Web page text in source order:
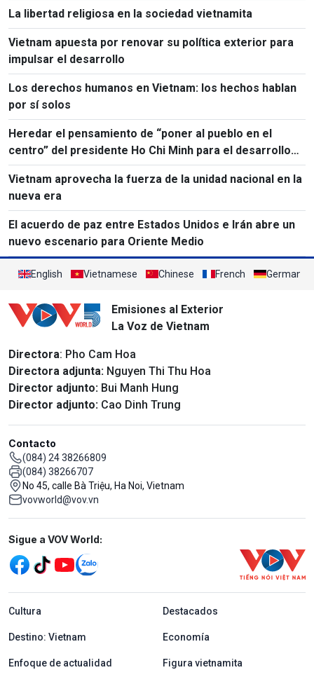
La libertad religiosa en la sociedad vietnamita
Vietnam apuesta por renovar su política exterior para
impulsar el desarrollo
Los derechos humanos en Vietnam: los hechos hablan
por sí solos
Heredar el pensamiento de “poner al pueblo en el
centro” del presidente Ho Chi Minh para el desarrollo
del país
Vietnam aprovecha la fuerza de la unidad nacional en la
nueva era
El acuerdo de paz entre Estados Unidos e Irán abre un
nuevo escenario para Oriente Medio
English Vietnamese Chinese French German
Emisiones al Exterior
La Voz de Vietnam
Directora: Pho Cam Hoa
Directora adjunta: Nguyen Thi Thu Hoa
Director adjunto: Bui Manh Hung
Director adjunto: Cao Dinh Trung
Contacto
(084) 24 38266809
(084) 38266707
No 45, calle Bà Triệu, Ha Noi, Vietnam
vovworld@vov.vn
Mạng xã hội
Sigue a VOV World:
menu footer tiếng Tây ban nha
Cultura Destacados
Destino: Vietnam Economía
Enfoque de actualidad Figura vietnamita